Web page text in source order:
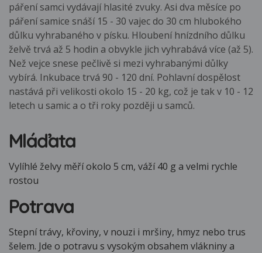
páření samci vydávají hlasité zvuky. Asi dva měsíce po
páření samice snáší 15 - 30 vajec do 30 cm hlubokého
důlku vyhrabaného v písku. Hloubení hnízdního důlku
želvě trvá až 5 hodin a obvykle jich vyhrabává více (až 5).
Než vejce snese pečlivě si mezi vyhrabanými důlky
vybírá. Inkubace trvá 90 - 120 dní. Pohlavní dospělost
nastává při velikosti okolo 15 - 20 kg, což je tak v 10 - 12
letech u samic a o tři roky později u samců.
Mláďata
Vylíhlé želvy měří okolo 5 cm, váží 40 g a velmi rychle
rostou
Potrava
Stepní trávy, křoviny, v nouzi i mršiny, hmyz nebo trus
šelem. Jde o potravu s vysokým obsahem vlákniny a